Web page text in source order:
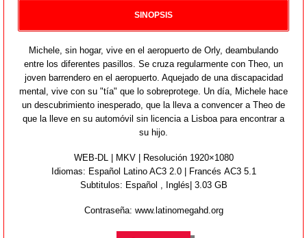
SINOPSIS
Michele, sin hogar, vive en el aeropuerto de Orly, deambulando
entre los diferentes pasillos. Se cruza regularmente con Theo, un
joven barrendero en el aeropuerto. Aquejado de una discapacidad
mental, vive con su "tía" que lo sobreprotege. Un día, Michele hace
un descubrimiento inesperado, que la lleva a convencer a Theo de
que la lleve en su automóvil sin licencia a Lisboa para encontrar a
su hijo.
WEB-DL | MKV | Resolución 1920×1080
Idiomas: Español Latino AC3 2.0 | Francés AC3 5.1
Subtitulos: Español , Inglés| 3.03 GB
Contraseña: www.latinomegahd.org